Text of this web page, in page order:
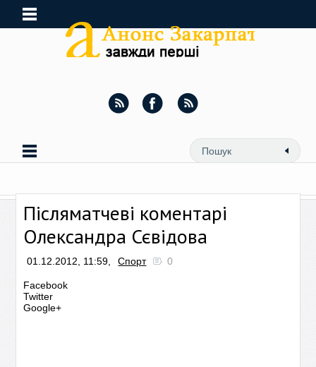
Післяматчеві коментарі
Олександра Сєвідова
01.12.2012, 11:59, Спорт 0
Facebook
Twitter
Google+